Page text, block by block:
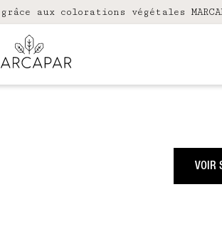
grâce aux colorations végétales
VOIR